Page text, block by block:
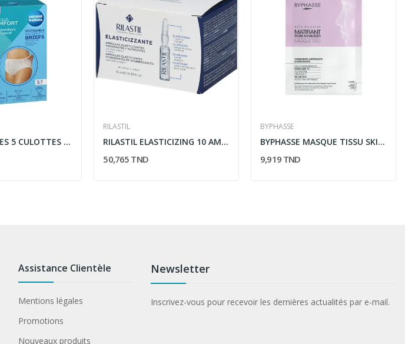
CANPOL BABIES 5 CULOTTES DE MATERNITE JETABLES...
RILASTIL
RILASTIL ELASTICIZING 10 AMPOULES * 1,5ML
50,765 TND
BYPHASSE
BYPHASSE MASQUE TISSU SKIN BOOSTER MATIFIANT...
9,919 TND
Assistance Clientèle
Mentions légales
Promotions
Nouveaux produits
Newsletter
Inscrivez-vous pour recevoir les dernières actualités par e-mail.